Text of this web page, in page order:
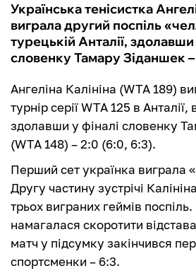
Українська тенісистка
виграла другий поспіль
турецькій Анталії, здолавши
словенку Тамару Зіданшек
Ангеліна Калініна (WTA 189)
турнір серії WTA 125 в
здолавши у фіналі словенку
(WTA 148) – 2:0 (6:0, 6:3).
Перший сет українка виграла
Другу частину зустрічі
трьох виграних геймів
намагалася скоротити
матч у підсумку закінчився
спортсменки – 6:3.